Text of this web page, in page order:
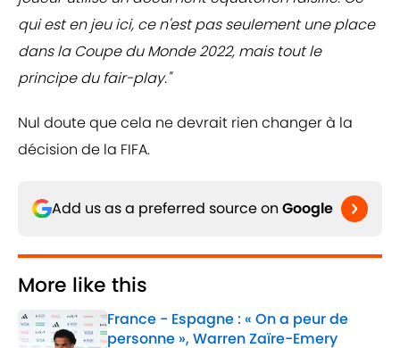
qui est en jeu ici, ce n'est pas seulement une place
dans la Coupe du Monde 2022, mais tout le
principe du fair-play."
Nul doute que cela ne devrait rien changer à la
décision de la FIFA.
Add us as a preferred source on Google
More like this
France - Espagne : « On a peur de
personne », Warren Zaïre-Emery